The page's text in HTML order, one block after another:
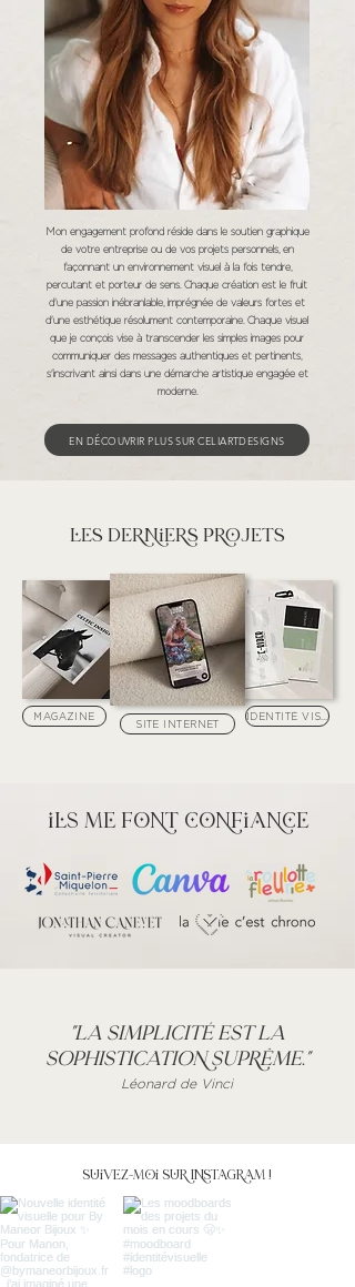
Mon engagement profond réside dans le soutien graphique
de votre entreprise ou de vos projets personnels, en
façonnant un environnement visuel à la fois tendre,
percutant et porteur de sens. Chaque création est le fruit
d'une passion inébranlable, imprégnée de valeurs fortes et
d'une esthétique résolument contemporaine. Chaque visuel
que je conçois vise à transcender les simples images pour
communiquer des messages authentiques et pertinents,
s'inscrivant ainsi dans une démarche artistique engagée et
moderne.
EN DÉCOUVRIR PLUS SUR CELIARTDESIGNS
les derniers projets
MAGAZINE
SITE INTERNET
IDENTITÉ VISUELLE
ils me font confiance
"LA sImpLICIté Est LA
sOpHIstICAtIOn sUprêmE."
Léonard de Vinci
Suivez-moi sur Instagram !